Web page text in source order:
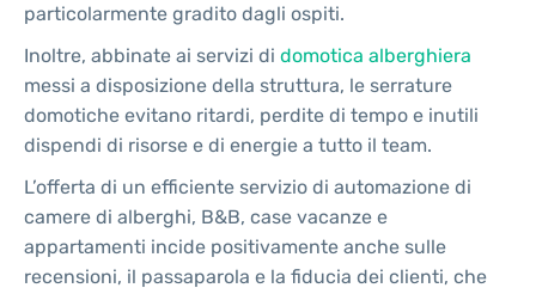
particolarmente gradito dagli ospiti.
Inoltre, abbinate ai servizi di domotica alberghiera
messi a disposizione della struttura, le serrature
domotiche evitano ritardi, perdite di tempo e inutili
dispendi di risorse e di energie a tutto il team.
L’offerta di un efficiente servizio di automazione di
camere di alberghi, B&B, case vacanze e
appartamenti incide positivamente anche sulle
recensioni, il passaparola e la fiducia dei clienti, che